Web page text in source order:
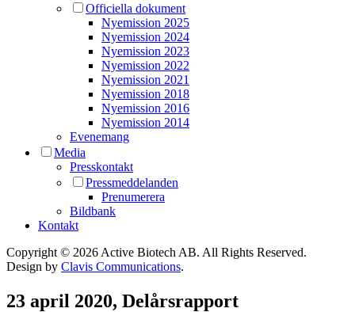
Officiella dokument
Nyemission 2025
Nyemission 2024
Nyemission 2023
Nyemission 2022
Nyemission 2021
Nyemission 2018
Nyemission 2016
Nyemission 2014
Evenemang
Media
Presskontakt
Pressmeddelanden
Prenumerera
Bildbank
Kontakt
Copyright © 2026 Active Biotech AB. All Rights Reserved.
Design by Clavis Communications.
23 april 2020, Delårsrapport